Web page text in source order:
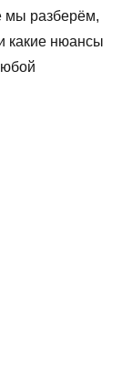
мы разберём,
и какие нюансы